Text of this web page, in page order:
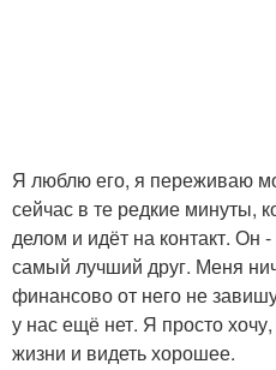
Я люблю его, я переживаю
сейчас в те редкие минуты,
делом и идёт на контакт. Он
самый лучший друг. Меня
финансово от него не
у нас ещё нет. Я просто
жизни и видеть хорошее.